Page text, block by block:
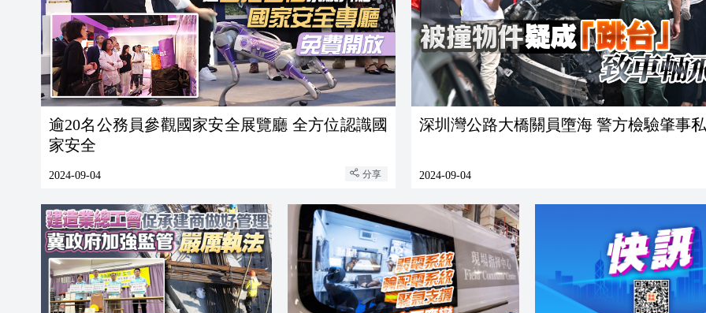
逾20名公務員參觀國家安全展覽廳 全方位認識國
家安全
2024-09-04 分享
深圳灣公路大橋關員墮海 警方檢驗肇事
2024-09-04